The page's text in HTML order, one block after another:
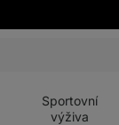
Sportovní
výživa